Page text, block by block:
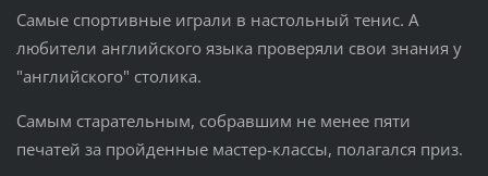
Самые спортивные играли в настольный тенис. А
любители английского языка проверяли свои знания у
"английского" столика.
Самым старательным, собравшим не менее пяти
печатей за пройденные мастер-классы, полагался приз.